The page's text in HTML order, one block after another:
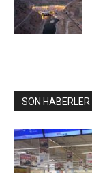
SON HABERLER